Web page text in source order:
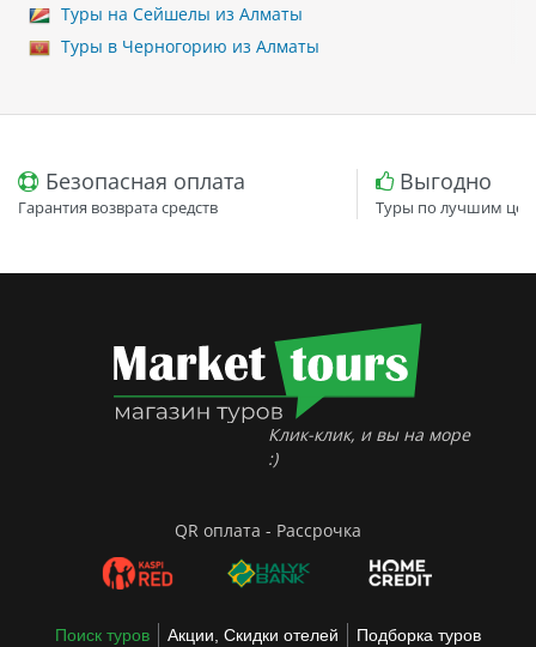
Туры на Сейшелы из Алматы
Туры в Черногорию из Алматы
Безопасная оплата
Гарантия возврата средств
Выгодно
Туры по лучшим
Клик-клик, и вы на море
:)
QR оплата - Рассрочка
Поиск туров Акции, Скидки отелей
Подборка туров